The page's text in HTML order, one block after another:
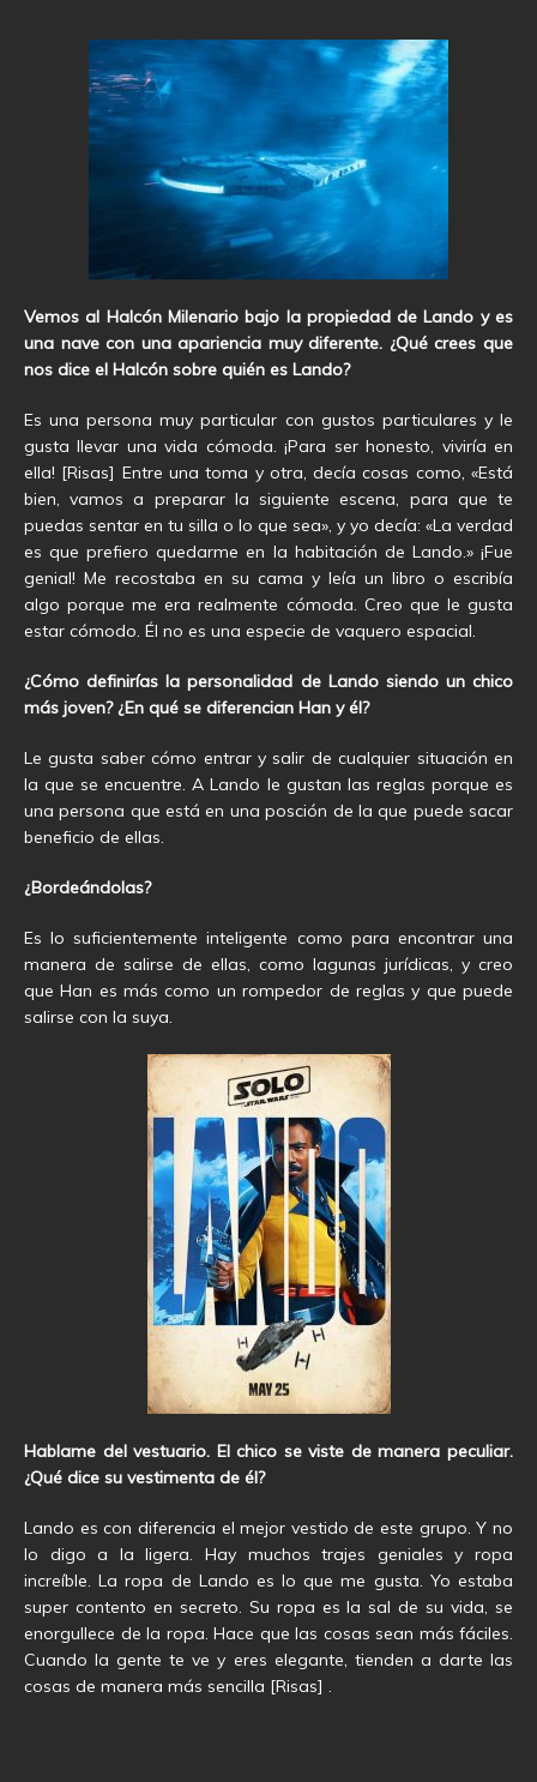
Vemos al Halcón Milenario bajo la propiedad de Lando y es
una nave con una apariencia muy diferente. ¿Qué crees que
nos dice el Halcón sobre quién es Lando?
Es una persona muy particular con gustos particulares y le
gusta llevar una vida cómoda. ¡Para ser honesto, viviría en
ella! [Risas] Entre una toma y otra, decía cosas como, «Está
bien, vamos a preparar la siguiente escena, para que te
puedas sentar en tu silla o lo que sea», y yo decía: «La verdad
es que prefiero quedarme en la habitación de Lando.» ¡Fue
genial! Me recostaba en su cama y leía un libro o escribía
algo porque me era realmente cómoda. Creo que le gusta
estar cómodo. Él no es una especie de vaquero espacial.
¿Cómo definirías la personalidad de Lando siendo un chico
más joven? ¿En qué se diferencian Han y él?
Le gusta saber cómo entrar y salir de cualquier situación en
la que se encuentre. A Lando le gustan las reglas porque es
una persona que está en una posción de la que puede sacar
beneficio de ellas.
¿Bordeándolas?
Es lo suficientemente inteligente como para encontrar una
manera de salirse de ellas, como lagunas jurídicas, y creo
que Han es más como un rompedor de reglas y que puede
salirse con la suya.
Hablame del vestuario. El chico se viste de manera peculiar.
¿Qué dice su vestimenta de él?
Lando es con diferencia el mejor vestido de este grupo. Y no
lo digo a la ligera. Hay muchos trajes geniales y ropa
increíble. La ropa de Lando es lo que me gusta. Yo estaba
super contento en secreto. Su ropa es la sal de su vida, se
enorgullece de la ropa. Hace que las cosas sean más fáciles.
Cuando la gente te ve y eres elegante, tienden a darte las
cosas de manera más sencilla [Risas] .